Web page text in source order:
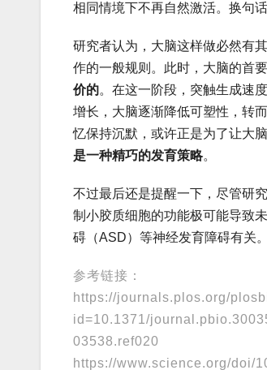
相同情境下不再自然激活。换句
研究者认为，大脑这样做必然有
作的一般规则。此时，大脑的首
价的。在这一阶段，突触生成速
增长，大脑逐渐降低可塑性，转
忆保持沉默，或许正是为了让大
是一种精巧的发育策略。
不过最后还是提醒一下，尽管研
制小胶质细胞的功能极可能导致
碍（ASD）等神经发育障碍有关。
参考链接：
https://journals.plos.org/
id=10.1371/
03538.ref020
https://www.science.org/doi/